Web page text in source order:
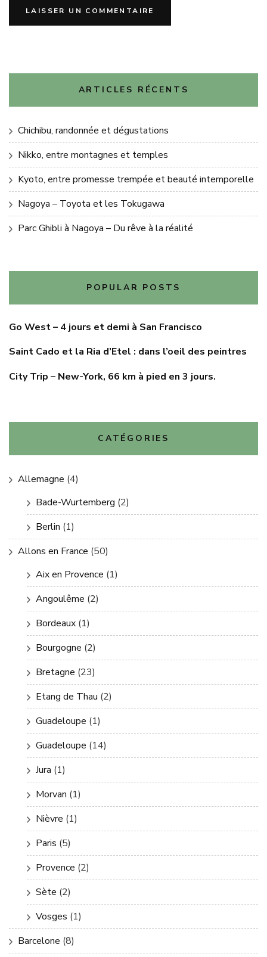
ARTICLES RÉCENTS
Chichibu, randonnée et dégustations
Nikko, entre montagnes et temples
Kyoto, entre promesse trempée et beauté intemporelle
Nagoya – Toyota et les Tokugawa
Parc Ghibli à Nagoya – Du rêve à la réalité
POPULAR POSTS
Go West – 4 jours et demi à San Francisco
Saint Cado et la Ria d’Etel : dans l’oeil des peintres
City Trip – New-York, 66 km à pied en 3 jours.
CATÉGORIES
Allemagne (4)
Bade-Wurtemberg (2)
Berlin (1)
Allons en France (50)
Aix en Provence (1)
Angoulême (2)
Bordeaux (1)
Bourgogne (2)
Bretagne (23)
Etang de Thau (2)
Guadeloupe (1)
Guadeloupe (14)
Jura (1)
Morvan (1)
Nièvre (1)
Paris (5)
Provence (2)
Sète (2)
Vosges (1)
Barcelone (8)